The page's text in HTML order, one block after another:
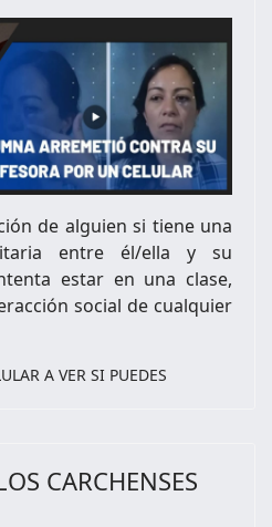
de alguien si tiene una
entre él/ella y su
estar en una clase,
social de cualquier
A VER SI PUEDES
CARCHENSES